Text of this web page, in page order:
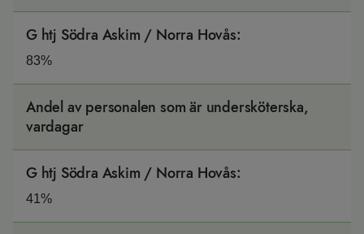
G htj Södra Askim / Norra Hovås:
83%
Andel av personalen som är undersköterska,
vardagar
G htj Södra Askim / Norra Hovås:
41%